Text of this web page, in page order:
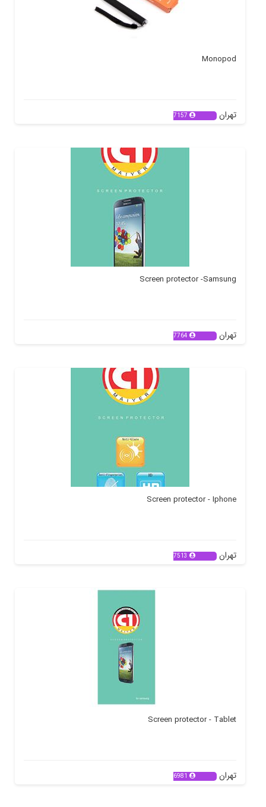
Monopod
تهران 7157
Screen protector -Samsung
تهران 7764
Screen protector - Iphone
تهران 7513
Screen protector - Tablet
تهران 6981